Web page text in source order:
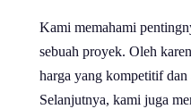
Kami memahami
sebuah proyek. Oleh
harga yang kompetitif
Selanjutnya, kami juga